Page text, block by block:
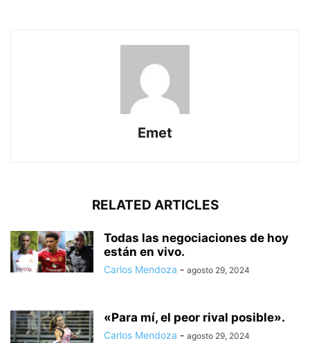
Emet
RELATED ARTICLES
Todas las negociaciones de hoy
están en vivo.
Carlos Mendoza - agosto 29, 2024
«Para mí, el peor rival posible».
Carlos Mendoza - agosto 29, 2024